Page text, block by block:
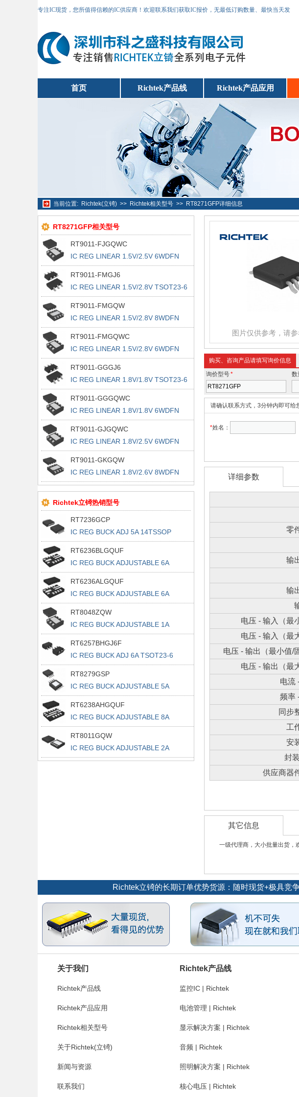
专注IC现货，您所值得信赖的IC供应商！欢迎联系我们获取IC报价，无最低订购数量、最快当天发
首页 Richtek产品线 Richtek产品应用
当前位置: Richtek(立锜) >> Richtek相关型号 >> RT8271GFP详细信息
RT8271GFP相关型号
RT9011-FJGQWC
IC REG LINEAR 1.5V/2.5V 6WDFN
RT9011-FMGJ6
IC REG LINEAR 1.5V/2.8V TSOT23-6
RT9011-FMGQW
IC REG LINEAR 1.5V/2.8V 8WDFN
RT9011-FMGQWC
IC REG LINEAR 1.5V/2.8V 6WDFN
RT9011-GGGJ6
IC REG LINEAR 1.8V/1.8V TSOT23-6
RT9011-GGGQWC
IC REG LINEAR 1.8V/1.8V 6WDFN
RT9011-GJGQWC
IC REG LINEAR 1.8V/2.5V 6WDFN
RT9011-GKGQW
IC REG LINEAR 1.8V/2.6V 8WDFN
Richtek立锜热销型号
RT7236GCP
IC REG BUCK ADJ 5A 14TSSOP
RT6236BLGQUF
IC REG BUCK ADJUSTABLE 6A
13UQFN
RT6236ALGQUF
IC REG BUCK ADJUSTABLE 6A
13UQFN
RT8048ZQW
IC REG BUCK ADJUSTABLE 1A
6WDFN
RT6257BHGJ6F
IC REG BUCK ADJ 6A TSOT23-6
RT8279GSP
IC REG BUCK ADJUSTABLE 5A
8SOP
RT6238AHGQUF
IC REG BUCK ADJUSTABLE 8A
14UQFN
RT8011GQW
IC REG BUCK ADJUSTABLE 2A
10WDFN
图片仅供参考，请
购买、咨询产品请填写询价信息
询价型号* 数
请确认联系方式，3分钟内即可给
*姓名：
详细参数
零
输
输
电压 - 输入（最
电压 - 输入（最
电压 - 输出（最小值/
电压 - 输出（最
电流
频率
同步
工
安
封
供应商器
其它信息
一级代理商，大小批量出货，
Richtek立锜的长期订单优势货源：随时现货+极具竞
关于我们
Richtek产品线
Richtek产品应用
Richtek相关型号
关于Richtek(立锜)
新闻与资源
联系我们
Richtek产品线
监控IC | Richtek
电池管理 | Richtek
显示解决方案 | Richtek
音频 | Richtek
照明解决方案 | Richtek
核心电压 | Richtek